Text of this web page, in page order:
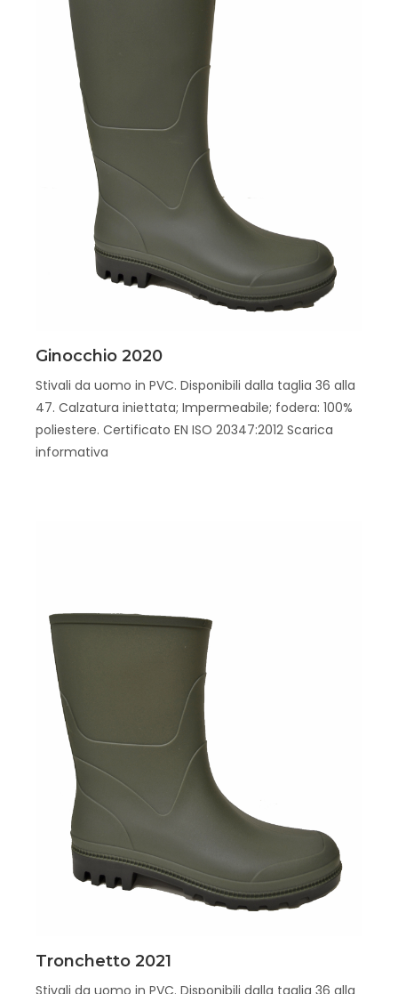
Scopri
Ginocchio 2020
Stivali da uomo in PVC. Disponibili dalla taglia 36 alla
47. Calzatura iniettata; Impermeabile; fodera: 100%
poliestere. Certificato EN ISO 20347:2012 Scarica
informativa
Scopri
Tronchetto 2021